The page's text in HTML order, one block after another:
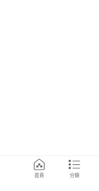
首頁 分類